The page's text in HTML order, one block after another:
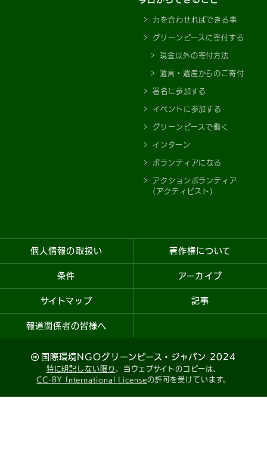
力を合わせればできる事
グリーンピースに寄付する
現金以外の寄付方法
遺言・遺産からのご寄付
署名に参加する
イベントに参加する
グリーンピースで働く
インターン
ボランティアになる
アクションボランティア
(アクティビスト)
個人情報の取扱い 著作権について
条件 アーカイブ
サイトマップ 記事
報道関係者の皆様へ
国際環境NGOグリーンピース・ジャパン 2024
特に明記しない限り 、当ウェブサイトのコピーは、
CC-BY International Licenseの許可を受けています。